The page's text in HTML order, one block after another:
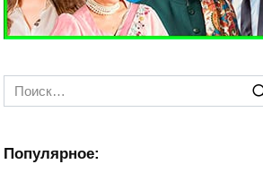
Search
for:
Популярное: